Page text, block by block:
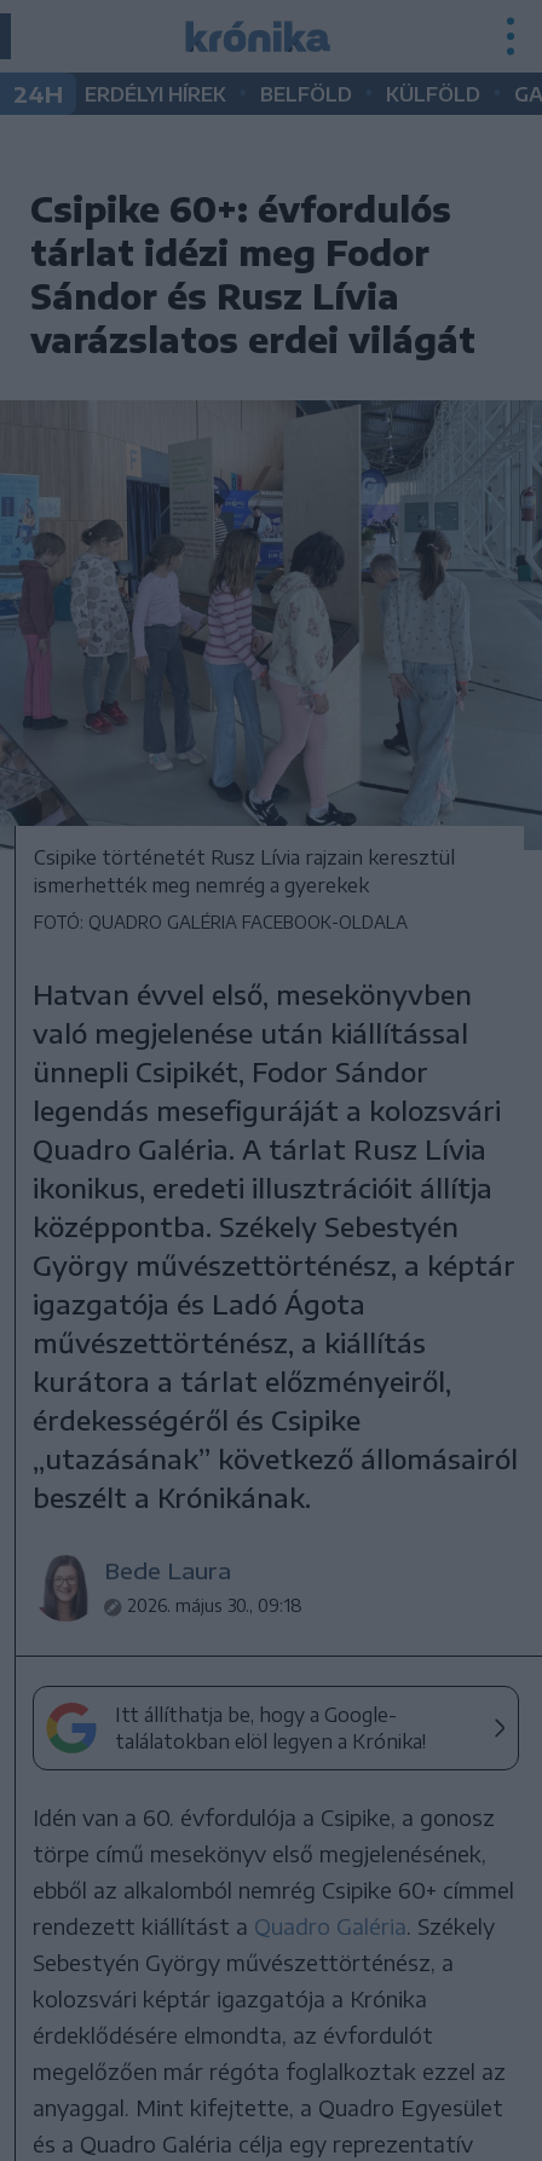
24H ERDÉLYI HÍREK BELFÖLD KÜLFÖLD
Csipike 60+: évfordulós
tárlat idézi meg Fodor
Sándor és Rusz Lívia
varázslatos erdei világát
Csipike történetét Rusz Lívia rajzain keresztül
ismerhették meg nemrég a gyerekek
FOTÓ: QUADRO GALÉRIA FACEBOOK-OLDALA
Hatvan évvel első, mesekönyvben
való megjelenése után kiállítással
ünnepli Csipikét, Fodor Sándor
legendás mesefiguráját a kolozsvári
Quadro Galéria. A tárlat Rusz Lívia
ikonikus, eredeti illusztrációit állítja
középpontba. Székely Sebestyén
György művészettörténész, a képtár
igazgatója és Ladó Ágota
művészettörténész, a kiállítás
kurátora a tárlat előzményeiről,
érdekességéről és Csipike
„utazásának” következő állomásairól
beszélt a Krónikának.
Bede Laura
2026. május 30., 09:18
Itt állíthatja be, hogy a Google-
találatokban elöl legyen a Krónika!
Idén van a 60. évfordulója a Csipike, a gonosz
törpe című mesekönyv első megjelenésének,
ebből az alkalomból nemrég Csipike 60+ címmel
rendezett kiállítást a Quadro Galéria. Székely
Sebestyén György művészettörténész, a
kolozsvári képtár igazgatója a Krónika
érdeklődésére elmondta, az évfordulót
megelőzően már régóta foglalkoztak ezzel az
anyaggal. Mint kifejtette, a Quadro Egyesület
és a Quadro Galéria célja egy reprezentatív